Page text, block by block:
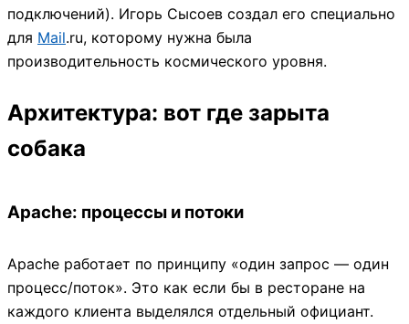
подключений). Игорь Сысоев создал его специально
для Mail.ru, которому нужна была
производительность космического уровня.
Архитектура: вот где зарыта
собака
Apache: процессы и потоки
Apache работает по принципу «один запрос — один
процесс/поток». Это как если бы в ресторане на
каждого клиента выделялся отдельный официант.